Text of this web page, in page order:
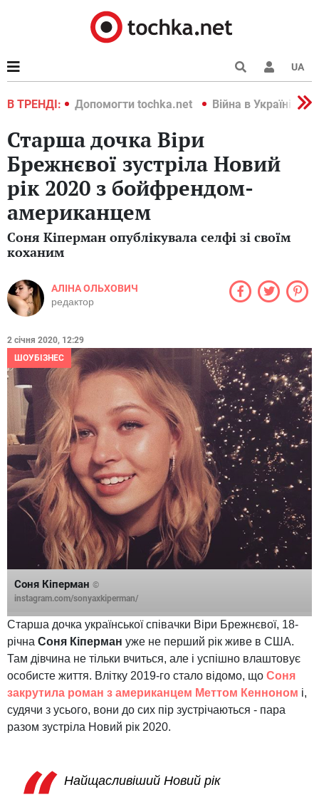
UA
В ТРЕНДІ:
2022 Допомогти tochka.net Війна в Україні 2022
Старша дочка Віри
Брежнєвої зустріла Новий
рік 2020 з бойфрендом-
американцем
Соня Кіперман опублікувала селфі зі своїм
коханим
АЛІНА ОЛЬХОВИЧ
редактор
2 січня 2020, 12:29
ШОУБІЗНЕС
Соня Кіперман ©
instagram.com/sonyaxkiperman/
Старша дочка української співачки Віри Брежнєвої, 18-
річна Соня Кіперман уже не перший рік живе в США.
Там дівчина не тільки вчиться, але і успішно влаштовує
особисте життя. Влітку 2019-го стало відомо, що Соня
закрутила роман з американцем Меттом Кенноном і,
судячи з усього, вони до сих пір зустрічаються - пара
разом зустріла Новий рік 2020.
Найщасливіший Новий рік